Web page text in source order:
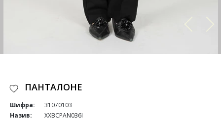
ПАНТАЛОНЕ
Шифра:
31070103
Назив:
XXBCPAN036I